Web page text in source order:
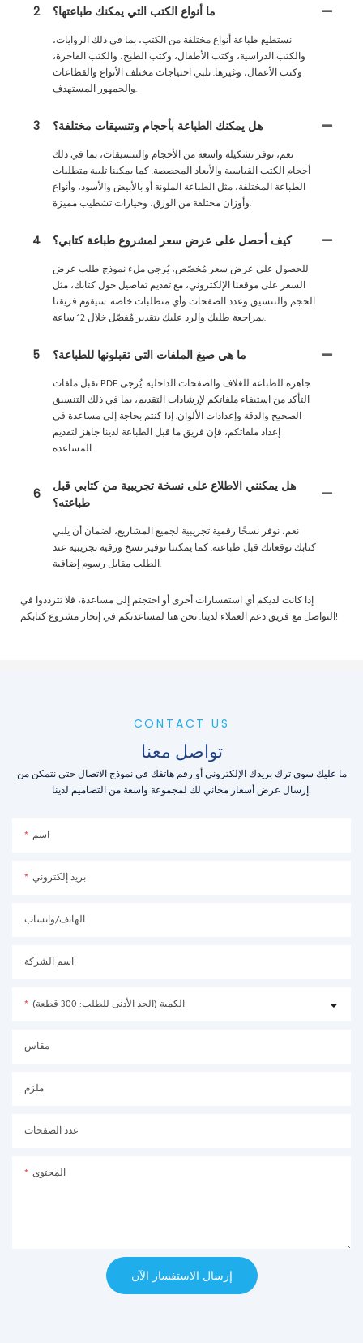
2
ما أنواع الكتب التي يمكنك طباعتها؟
نستطيع طباعة أنواع مختلفة من الكتب، بما في ذلك الروايات،
والكتب الدراسية، وكتب الأطفال، وكتب الطبخ، والكتب الفاخرة،
وكتب الأعمال، وغيرها. نلبي احتياجات مختلف الأنواع والقطاعات
والجمهور المستهدف.
3
هل يمكنك الطباعة بأحجام وتنسيقات مختلفة؟
نعم، نوفر تشكيلة واسعة من الأحجام والتنسيقات، بما في ذلك
أحجام الكتب القياسية والأبعاد المخصصة. كما يمكننا تلبية متطلبات
الطباعة المختلفة، مثل الطباعة الملونة أو بالأبيض والأسود، وأنواع
وأوزان مختلفة من الورق، وخيارات تشطيب مميزة.
4
كيف أحصل على عرض سعر لمشروع طباعة كتابي؟
للحصول على عرض سعر مُخصّص، يُرجى ملء نموذج طلب عرض
السعر على موقعنا الإلكتروني، مع تقديم تفاصيل حول كتابك، مثل
الحجم والتنسيق وعدد الصفحات وأي متطلبات خاصة. سيقوم فريقنا
بمراجعة طلبك والرد عليك بتقدير مُفصّل خلال 12 ساعة.
5
ما هي صيغ الملفات التي تقبلونها للطباعة؟
نقبل ملفات PDF جاهزة للطباعة للغلاف والصفحات الداخلية. يُرجى
التأكد من استيفاء ملفاتكم لإرشادات التقديم، بما في ذلك التنسيق
الصحيح والدقة وإعدادات الألوان. إذا كنتم بحاجة إلى مساعدة في
إعداد ملفاتكم، فإن فريق ما قبل الطباعة لدينا جاهز لتقديم
المساعدة.
6
هل يمكنني الاطلاع على نسخة تجريبية من كتابي قبل
طباعته؟
نعم، نوفر نسخًا رقمية تجريبية لجميع المشاريع، لضمان أن يلبي
كتابك توقعاتك قبل طباعته. كما يمكننا توفير نسخ ورقية تجريبية عند
الطلب مقابل رسوم إضافية.
إذا كانت لديكم أي استفسارات أخرى أو احتجتم إلى مساعدة، فلا تترددوا في
التواصل مع فريق دعم العملاء لدينا. نحن هنا لمساعدتكم في إنجاز مشروع كتابكم!
CONTACT US
تواصل معنا
ما عليك سوى ترك بريدك الإلكتروني أو رقم هاتفك في نموذج الاتصال حتى نتمكن من
إرسال عرض أسعار مجاني لك لمجموعة واسعة من التصاميم لدينا!
اسم
بريد إلكتروني
الهاتف/واتساب
اسم الشركة
الكمية (الحد الأدنى للطلب: 300 قطعة)
مقاس
ملزم
عدد الصفحات
المحتوى
إرسال الاستفسار الآن